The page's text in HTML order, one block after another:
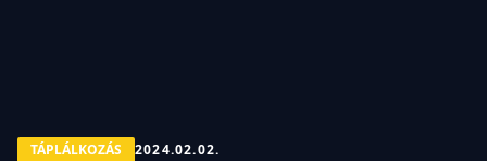
TÁPLÁLKOZÁS 2024.02.02.